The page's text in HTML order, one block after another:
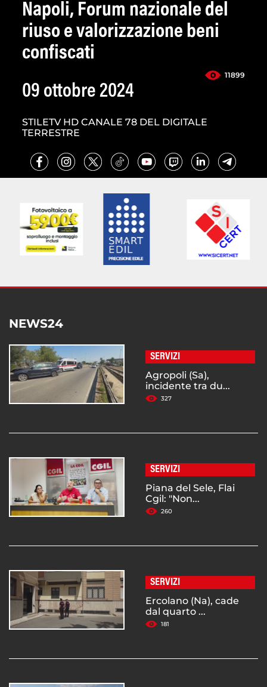
Napoli, Forum nazionale del
riuso e valorizzazione beni
confiscati
11899
09 ottobre 2024
STILETV HD CANALE 78 DEL DIGITALE
TERRESTRE
NEWS24
SERVIZI
Agropoli (Sa),
incidente tra du...
327
SERVIZI
Piana del Sele, Flai
Cgil: "Non...
260
SERVIZI
Ercolano (Na), cade
dal quarto ...
181